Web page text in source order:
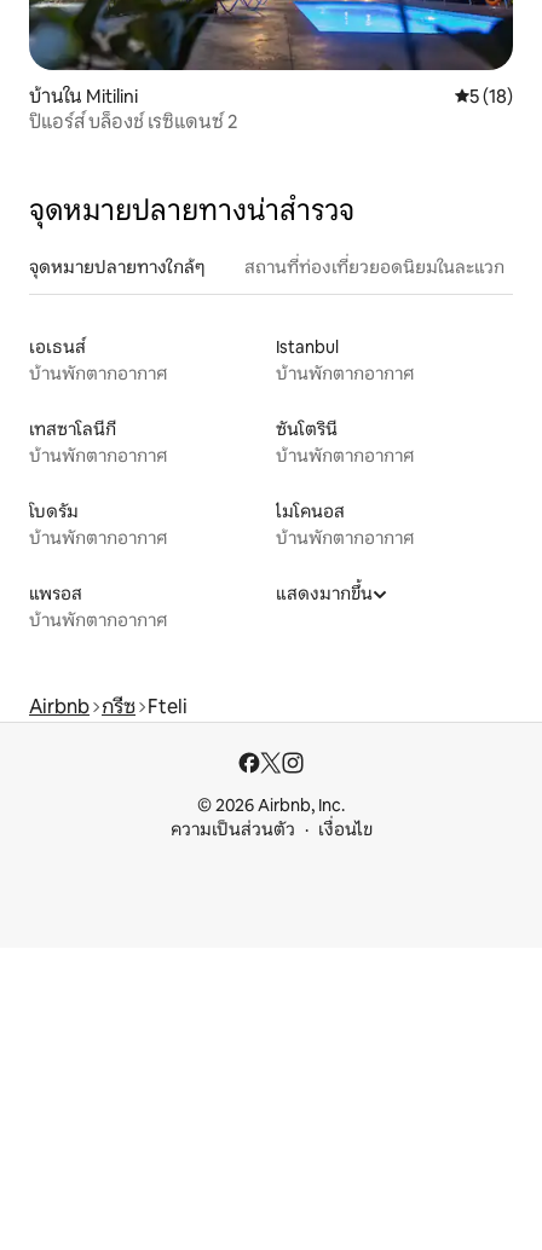
บ้านใน Mitilini คะแนนเฉลี่
5 (18)
ปิแอร์ส์ บล็องช์ เรซิแดนซ์ 2
จุดหมายปลายทางน่าสำรวจ
จุดหมายปลายทางใกล้ๆ สถานที่ท่องเที่ยวยอดนิยมในละแวก
เอเธนส์
บ้านพักตากอากาศ
Istanbul
บ้านพักตากอากาศ
เทสซาโลนีกี
บ้านพักตากอากาศ
ซันโตรินี
บ้านพักตากอากาศ
โบดรัม
บ้านพักตากอากาศ
ไมโคนอส
บ้านพักตากอากาศ
แพรอส
บ้านพักตากอากาศ
แสดงมากขึ้น
Airbnb กรีซ Fteli
© 2026 Airbnb, Inc.
ความเป็นส่วนตัว
เงื่อนไข